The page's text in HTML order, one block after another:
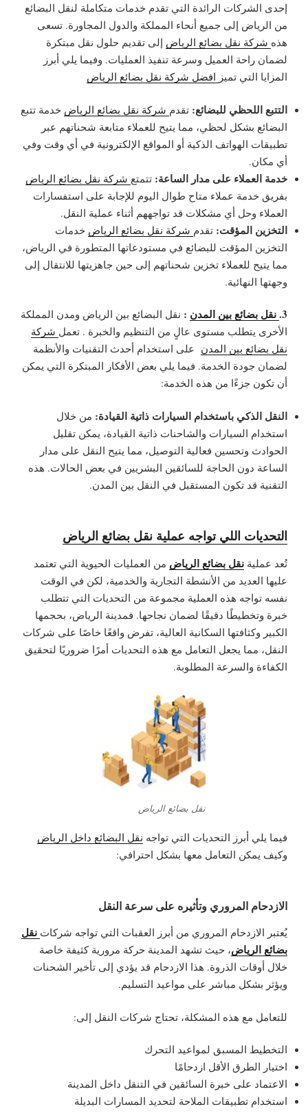
إحدى الشركات الرائدة التي تقدم خدمات متكاملة لنقل البضائع
من الرياض إلى جميع أنحاء المملكة والدول المجاورة. تسعى
هذه شركة نقل بضائع الرياض إلى تقديم حلول نقل مبتكرة
لضمان راحة العميل وسرعة تنفيذ العمليات. وفيما يلي أبرز
المزايا التي تميز افضل شركة نقل بضائع الرياض
التتبع اللحظي للبضائع: تقدم شركة نقل بضائع الرياض خدمة تتبع
البضائع بشكل لحظي، مما يتيح للعملاء متابعة شحناتهم عبر
تطبيقات الهواتف الذكية أو المواقع الإلكترونية في أي وقت وفي
أي مكان.
خدمة العملاء على مدار الساعة: تتمتع شركة نقل بضائع الرياض
بفريق خدمة عملاء متاح طوال اليوم للإجابة على استفسارات
العملاء وحل أي مشكلات قد تواجههم أثناء عملية النقل.
التخزين المؤقت: تقدم شركة نقل بضائع الرياض خدمات
التخزين المؤقت للبضائع في مستودعاتها المتطورة في الرياض،
مما يتيح للعملاء تخزين شحناتهم إلى حين جاهزيتها للانتقال إلى
وجهتها النهائية.
3
.نقل بضائع بين المدن : نقل البضائع بين الرياض ومدن المملكة
الأخرى يتطلب مستوى عالٍ من التنظيم والخبرة . تعمل شركة
نقل بضائع بين المدن على استخدام أحدث التقنيات والأنظمة
لضمان جودة الخدمة. فيما يلي بعض الأفكار المبتكرة التي يمكن
أن تكون جزءًا من هذه الخدمة:
النقل الذكي باستخدام السيارات ذاتية القيادة: من خلال
استخدام السيارات والشاحنات ذاتية القيادة، يمكن تقليل
الحوادث وتحسين فعالية التوصيل، مما يتيح النقل على مدار
الساعة دون الحاجة للسائقين البشريين في بعض الحالات. هذه
التقنية قد تكون المستقبل في النقل بين المدن.
التحديات اللي تواجه عملية نقل بضائع الرياض
تُعد عملية نقل بضائع الرياض من العمليات الحيوية التي تعتمد
عليها العديد من الأنشطة التجارية والخدمية، لكن في الوقت
نفسه تواجه هذه العملية مجموعة من التحديات التي تتطلب
خبرة وتخطيطًا دقيقًا لضمان نجاحها. فمدينة الرياض، بحجمها
الكبير وكثافتها السكانية العالية، تفرض واقعًا خاصًا على شركات
النقل، مما يجعل التعامل مع هذه التحديات أمرًا ضروريًا لتحقيق
الكفاءة والسرعة المطلوبة.
نقل بضائع الرياض
فيما يلي أبرز التحديات التي تواجه نقل البضائع داخل الرياض
وكيف يمكن التعامل معها بشكل احترافي:
الازدحام المروري وتأثيره على سرعة النقل
يُعتبر الازدحام المروري من أبرز العقبات التي تواجه شركات نقل
بضائع الرياض، حيث تشهد المدينة حركة مرورية كثيفة خاصة
خلال أوقات الذروة. هذا الازدحام قد يؤدي إلى تأخير الشحنات
ويؤثر بشكل مباشر على مواعيد التسليم.
للتعامل مع هذه المشكلة، تحتاج شركات النقل إلى:
التخطيط المسبق لمواعيد التحرك
اختيار الطرق الأقل ازدحامًا
الاعتماد على خبرة السائقين في التنقل داخل المدينة
استخدام تطبيقات الملاحة لتحديد المسارات البديلة